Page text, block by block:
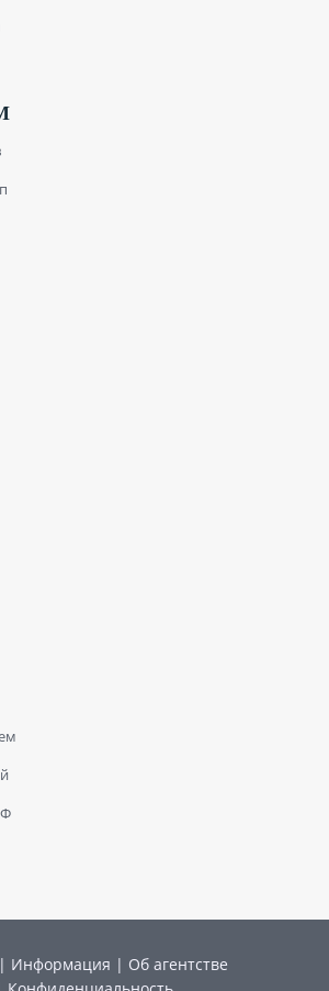
| Информация | Об агентстве